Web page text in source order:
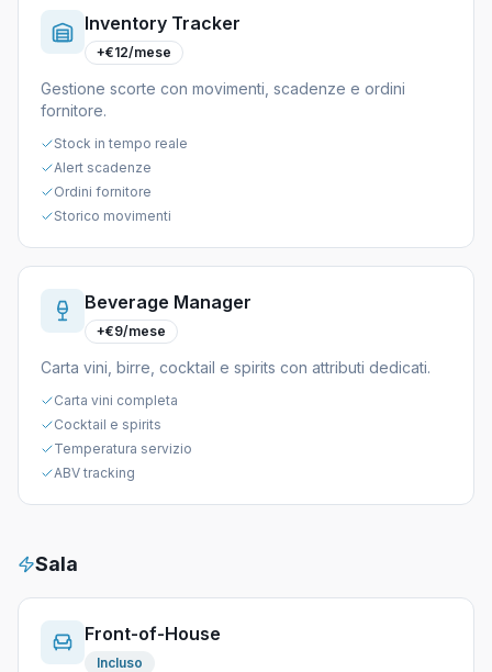
Inventory Tracker
+€12/mese
Gestione scorte con movimenti, scadenze e ordini
fornitore.
Stock in tempo reale
Alert scadenze
Ordini fornitore
Storico movimenti
Beverage Manager
+€9/mese
Carta vini, birre, cocktail e spirits con attributi dedicati.
Carta vini completa
Cocktail e spirits
Temperatura servizio
ABV tracking
Sala
Front-of-House
Incluso